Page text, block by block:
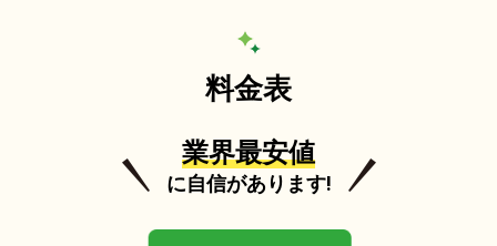
料金表
業界最安値
に自信があります!